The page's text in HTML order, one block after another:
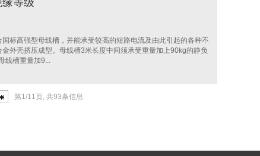
标高强型母线槽，并能承受较高的短路电流及由此引起的各种不
外壳挤压成型。母线槽3米长度中间须承受重量加上90kg的静负
槽重量加9...
第1/11页, 共93条信息